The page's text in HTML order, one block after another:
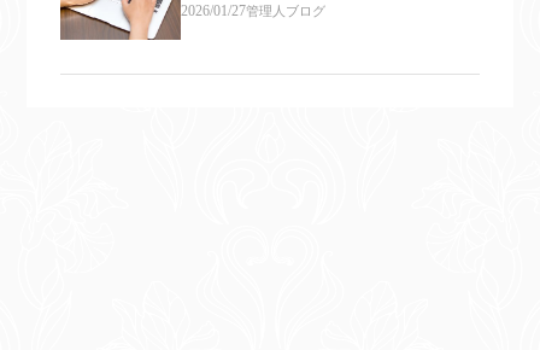
2026/01/27管理人ブログ